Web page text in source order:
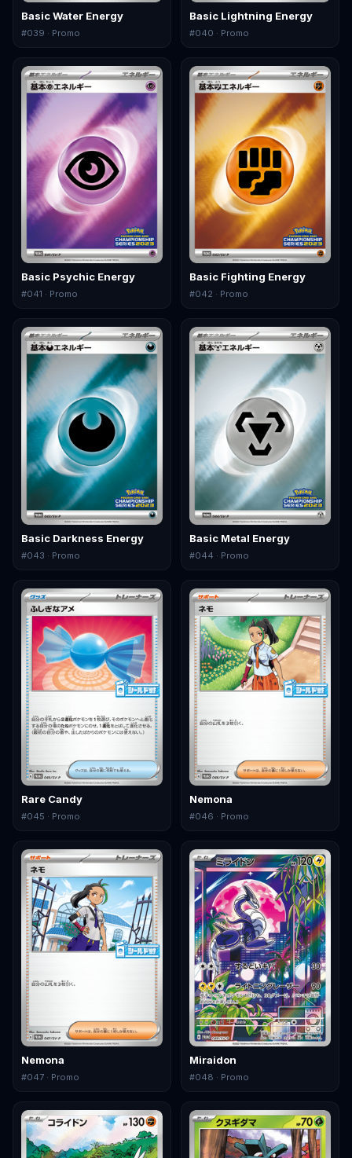
Basic Water Energy
#039 · Promo
Basic Lightning Energy
#040 · Promo
Basic Psychic Energy
#041 · Promo
Basic Fighting Energy
#042 · Promo
Basic Darkness Energy
#043 · Promo
Basic Metal Energy
#044 · Promo
Rare Candy
#045 · Promo
Nemona
#046 · Promo
Nemona
#047 · Promo
Miraidon
#048 · Promo